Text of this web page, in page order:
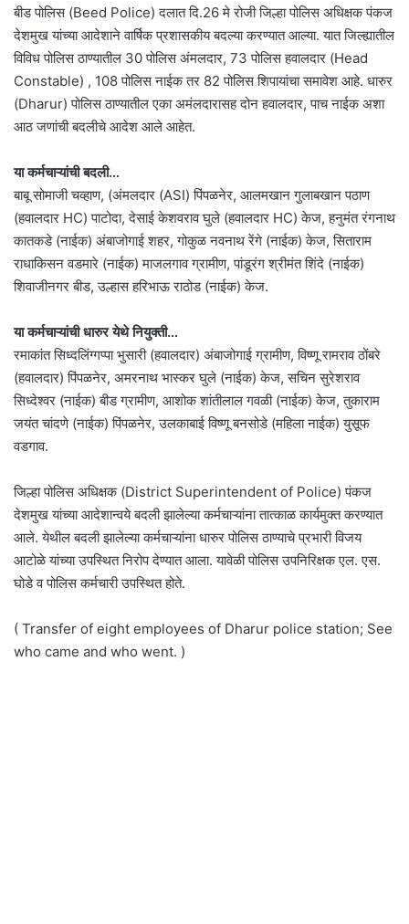
बीड पोलिस (Beed Police) दलात दि.26 मे रोजी जिल्हा पोलिस अधिक्षक पंकज
देशमुख यांच्या आदेशाने वार्षिक प्रशासकीय बदल्या करण्यात आल्या. यात जिल्ह्यातील
विविध पोलिस ठाण्यातील 30 पोलिस अंमलदार, 73 पोलिस हवालदार (Head
Constable) , 108 पोलिस नाईक तर 82 पोलिस शिपायांचा समावेश आहे. धारुर
(Dharur) पोलिस ठाण्यातील एका अमंलदारासह दोन हवालदार, पाच नाईक अशा
आठ जणांची बदलीचे आदेश आले आहेत.
या कर्मचाऱ्यांची बदली…
बाबू सोमाजी चव्हाण, (अंमलदार (ASI) पिंपळनेर, आलमखान गुलाबखान पठाण
(हवालदार HC) पाटोदा, देसाई केशवराव घुले (हवालदार HC) केज, हनुमंत रंगनाथ
कातकडे (नाईक) अंबाजोगाई शहर, गोकुळ नवनाथ रेंगे (नाईक) केज, सिताराम
राधाकिसन वडमारे (नाईक) माजलगाव ग्रामीण, पांडूरंग श्रीमंत शिंदे (नाईक)
शिवाजीनगर बीड, उल्हास हरिभाऊ राठोड (नाईक) केज.
या कर्मचाऱ्यांची धारुर येथे नियुक्ती…
रमाकांत सिध्दलिंग्गप्पा भुसारी (हवालदार) अंबाजोगाई ग्रामीण, विष्णू रामराव ठोंबरे
(हवालदार) पिंपळनेर, अमरनाथ भास्कर घुले (नाईक) केज, सचिन सुरेशराव
सिध्देश्वर (नाईक) बीड ग्रामीण, आशोक शांतीलाल गवळी (नाईक) केज, तुकाराम
जयंत चांदणे (नाईक) पिंपळनेर, उलकाबाई विष्णू बनसोडे (महिला नाईक) युसूफ
वडगाव.
जिल्हा पोलिस अधिक्षक (District Superintendent of Police) पंकज
देशमुख यांच्या आदेशान्वये बदली झालेल्या कर्मचाऱ्यांना तात्काळ कार्यमुक्त करण्यात
आले. येथील बदली झालेल्या कर्मचाऱ्यांना धारुर पोलिस ठाण्याचे प्रभारी विजय
आटोळे यांच्या उपस्थित निरोप देण्यात आला. यावेळी पोलिस उपनिरिक्षक एल. एस.
घोडे व पोलिस कर्मचारी उपस्थित होते.
( Transfer of eight employees of Dharur police station; See
who came and who went. )